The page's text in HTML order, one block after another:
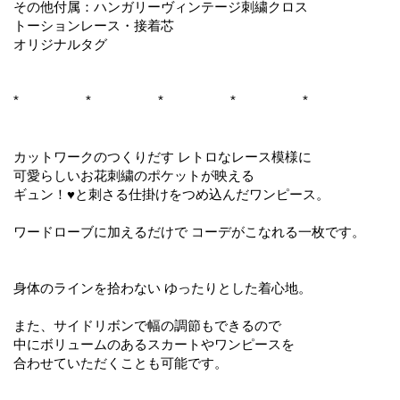
その他付属：ハンガリーヴィンテージ刺繍クロス
トーションレース・接着芯
オリジナルタグ
* * * * *
カットワークのつくりだす レトロなレース模様に
可愛らしいお花刺繍のポケットが映える
ギュン！♥と刺さる仕掛けをつめ込んだワンピース。
ワードローブに加えるだけで コーデがこなれる一枚です。
身体のラインを拾わない ゆったりとした着心地。
また、サイドリボンで幅の調節もできるので
中にボリュームのあるスカートやワンピースを
合わせていただくことも可能です。